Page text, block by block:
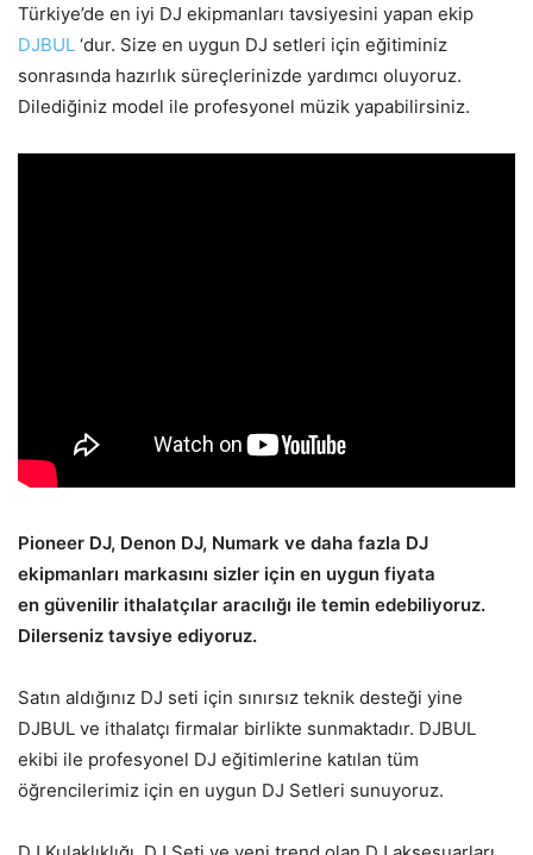
Türkiye’de en iyi DJ ekipmanları tavsiyesini yapan ekip
DJBUL ‘dur. Size en uygun DJ setleri için eğitiminiz
sonrasında hazırlık süreçlerinizde yardımcı oluyoruz.
Dilediğiniz model ile profesyonel müzik yapabilirsiniz.
Pioneer DJ, Denon DJ, Numark ve daha fazla DJ
ekipmanları markasını sizler için en uygun fiyata
en güvenilir ithalatçılar aracılığı ile temin edebiliyoruz.
Dilerseniz tavsiye ediyoruz.
Satın aldığınız DJ seti için sınırsız teknik desteği yine
DJBUL ve ithalatçı firmalar birlikte sunmaktadır. DJBUL
ekibi ile profesyonel DJ eğitimlerine katılan tüm
öğrencilerimiz için en uygun DJ Setleri sunuyoruz.